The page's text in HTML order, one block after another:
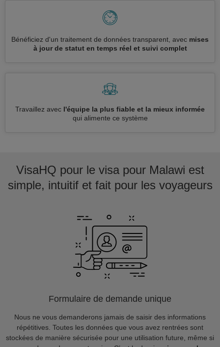
Bénéficiez d'un traitement de données transparent, avec mises
à jour de statut en temps réel et suivi complet
Travaillez avec l'équipe la plus fiable et la mieux informée
qui alimente ce système
VisaHQ pour le visa pour Malawi est
simple, intuitif et fait pour les voyageurs
Formulaire de demande unique
Nous ne vous demanderons jamais de saisir des informations
répétitives. Toutes les données que vous avez rentrées sont
stockées de manière sécurisée pour une utilisation future, même si